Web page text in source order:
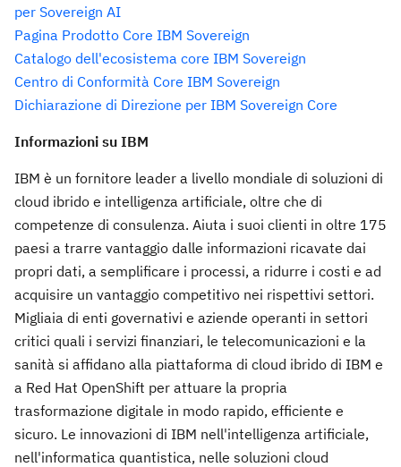
per Sovereign AI
Pagina Prodotto Core IBM Sovereign
Catalogo dell'ecosistema core IBM Sovereign
Centro di Conformità Core IBM Sovereign
Dichiarazione di Direzione per IBM Sovereign Core
Informazioni su IBM
IBM è un fornitore leader a livello mondiale di soluzioni di
cloud ibrido e intelligenza artificiale, oltre che di
competenze di consulenza. Aiuta i suoi clienti in oltre 175
paesi a trarre vantaggio dalle informazioni ricavate dai
propri dati, a semplificare i processi, a ridurre i costi e ad
acquisire un vantaggio competitivo nei rispettivi settori.
Migliaia di enti governativi e aziende operanti in settori
critici quali i servizi finanziari, le telecomunicazioni e la
sanità si affidano alla piattaforma di cloud ibrido di IBM e
a Red Hat OpenShift per attuare la propria
trasformazione digitale in modo rapido, efficiente e
sicuro. Le innovazioni di IBM nell'intelligenza artificiale,
nell'informatica quantistica, nelle soluzioni cloud